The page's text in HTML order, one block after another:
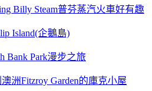
Billy Steam普芬蒸汽火車好有趣
Island(企鵝島)
Bank Park漫步之旅
洲Fitzroy Garden的庫克小屋